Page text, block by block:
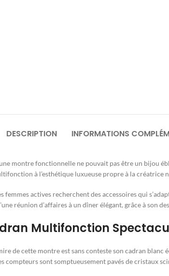
DESCRIPTION INFORMATIONS
montre fonctionnelle ne pouvait pas être un bijou
à l’esthétique luxueuse propre à la créatrice
femmes actives recherchent des accessoires qui
réunion d’affaires à un dîner élégant, grâce à son
Multifonction
de cette montre est sans conteste son cadran
compteurs sont somptueusement pavés de cristaux